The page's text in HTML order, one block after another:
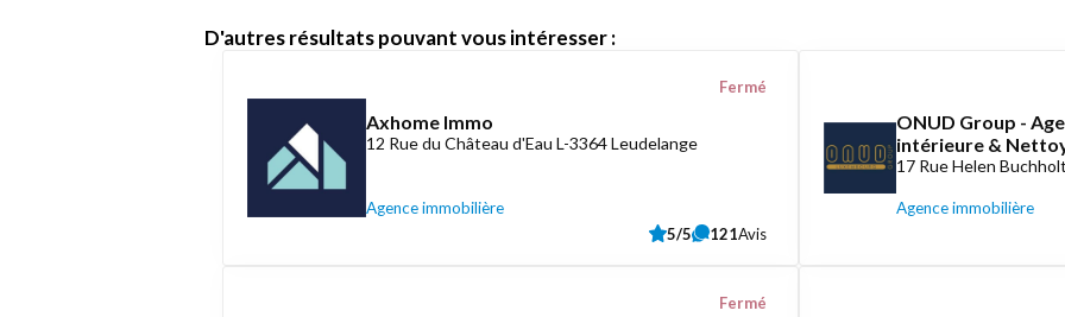
D'autres résultats pouvant vous intéresser :
Axhome Immo
12 Rue du Château d'Eau L-3364 Leudelange
Agence immobilière
Fermé
5/5 121Avis
ONUD Group -
intérieure &
17 Rue Helen
Agence immobilière
Fermé